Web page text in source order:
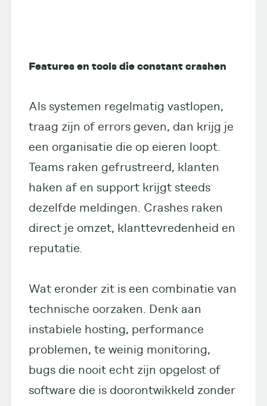
Features en tools die constant crashen
Als systemen regelmatig vastlopen,
traag zijn of errors geven, dan krijg je
een organisatie die op eieren loopt.
Teams raken gefrustreerd, klanten
haken af en support krijgt steeds
dezelfde meldingen. Crashes raken
direct je omzet, klanttevredenheid en
reputatie.
Wat eronder zit is een combinatie van
technische oorzaken. Denk aan
instabiele hosting, performance
problemen, te weinig monitoring,
bugs die nooit echt zijn opgelost of
software die is doorontwikkeld zonder